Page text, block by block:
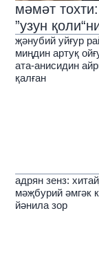
мәмәт
”узун
җәнубий уйғур
миңдин артуқ
ата-анисидин
қалған
адрян зенз:
мәҗбурий әмгәк
йәнила зор